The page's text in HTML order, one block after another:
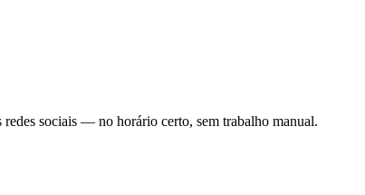
redes sociais — no horário certo, sem trabalho manual.